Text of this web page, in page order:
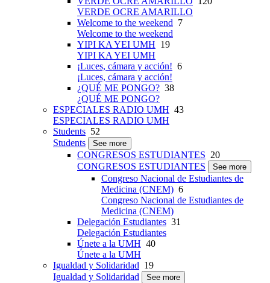
VERDE OCRE AMARILLO
Welcome to the weekend 7
Welcome to the weekend
YIPI KA YEI UMH 19
YIPI KA YEI UMH
¡Luces, cámara y acción! 6
¡Luces, cámara y acción!
¿QUÉ ME PONGO? 38
¿QUÉ ME PONGO?
ESPECIALES RADIO UMH 43
ESPECIALES RADIO UMH
Students 52
Students
See more
CONGRESOS ESTUDIANTES 20
CONGRESOS ESTUDIANTES
See more
Congreso Nacional de Estudiantes de
Medicina (CNEM) 6
Congreso Nacional de Estudiantes de
Medicina (CNEM)
Delegación Estudiantes 31
Delegación Estudiantes
Únete a la UMH 40
Únete a la UMH
Igualdad y Solidaridad 19
Igualdad y Solidaridad
See more